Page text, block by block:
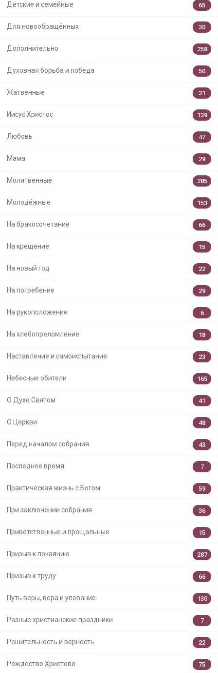
Детские и семейные 65
Для новообращённых 30
Дополнительно 258
Духовная борьба и победа 50
Жатвенные 31
Иисус Христос 139
Любовь 47
Мама 29
Молитвенные 285
Молодёжные 153
На бракосочетание 66
На крещение 15
На новый год 22
На погребение 29
На рукоположение 6
На хлебопреломление 18
Наставление и самоиспытание 23
Небесные обители 165
О Духе Святом 41
О Церкви 48
Перед началом собрания 43
Последнее время 7
Практическая жизнь с Богом 59
При заключении собрания 36
Приветственные и прощальные 15
Призыв к покаянию 287
Призыв к труду 66
Путь веры, вера и упование 130
Разные христианские праздники 7
Решительность и верность 22
Рождество Христово 75